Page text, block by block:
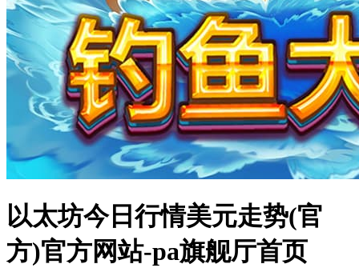
以太坊今日行情美元走势(官
方)官方网站-pa旗舰厅首页